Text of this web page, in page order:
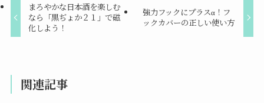
まろやかな日本酒を楽しむ
なら「黒ぢょか２１」で磁
化しよう！
強力フックにプラスα！フ
ックカバーの正しい使い方
関連記事